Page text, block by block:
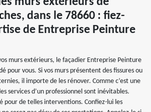
dans le 78660 : fiez-
de Entreprise Peinture
murs extérieurs, le façadier Entreprise Peinture
pour vous. Si vos murs présentent des fissures ou
il importe de les rénover. Comme c’est une
services d’un professionnel sont inévitables.
pour de telles interventions. Confiez-lui les